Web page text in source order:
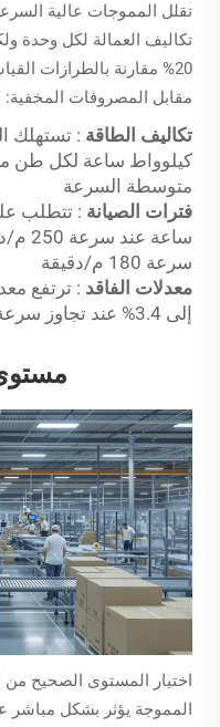
تكاليف العمالة لكل وحدة
20% مقارنة بالطرازات
مقابل المصروفات المخفية:
تكاليف الطاقة
متوسطة السرعة
فترات الصيانة
سرعة 180 م/دقيقة
معدلات الفاقد
إلى 3.4% عند تجاوز سرعة 280 م/دقيقة
مستوى
اختيار المستوى الصحيح من
المموجة يؤثر بشكل مباشر